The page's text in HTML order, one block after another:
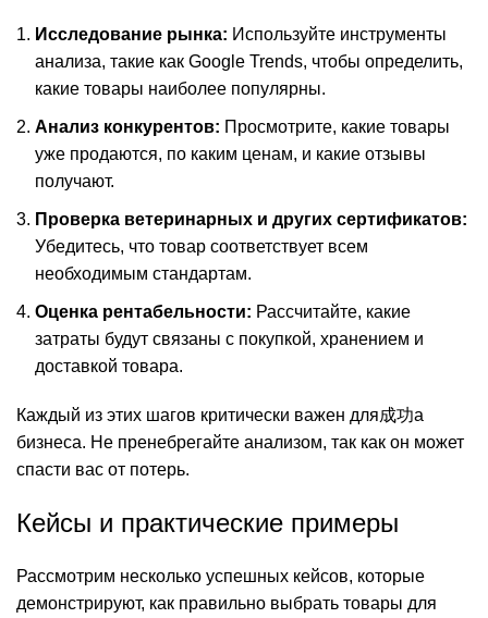
Исследование рынка: Используйте инструменты
анализа, такие как Google Trends, чтобы определить,
какие товары наиболее популярны.
Анализ конкурентов: Просмотрите, какие товары
уже продаются, по каким ценам, и какие отзывы
получают.
Проверка ветеринарных и других сертификатов:
Убедитесь, что товар соответствует всем
необходимым стандартам.
Оценка рентабельности: Рассчитайте, какие
затраты будут связаны с покупкой, хранением и
доставкой товара.
Каждый из этих шагов критически важен для成功а
бизнеса. Не пренебрегайте анализом, так как он может
спасти вас от потерь.
Кейсы и практические примеры
Рассмотрим несколько успешных кейсов, которые
демонстрируют, как правильно выбрать товары для